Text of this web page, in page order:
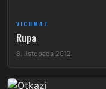
VICOMAT
Rupa
8. listopada 2012.